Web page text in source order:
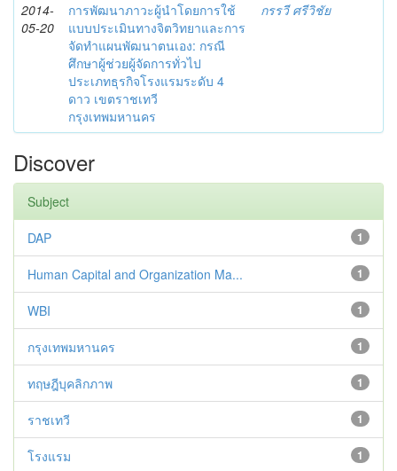
2014-
05-20
การพัฒนาภาวะผู้นำโดยการใช้
แบบประเมินทางจิตวิทยาและการ
จัดทำแผนพัฒนาตนเอง: กรณี
ศึกษาผู้ช่วยผู้จัดการทั่วไป
ประเภทธุรกิจโรงแรมระดับ 4
ดาว เขตราชเทวี
กรุงเทพมหานคร
กรรวี ศรีวิชัย
Discover
Subject
1
DAP
1
Human Capital and Organization Ma...
1
WBI
1
กรุงเทพมหานคร
1
ทฤษฎีบุคลิกภาพ
1
ราชเทวี
1
โรงแรม